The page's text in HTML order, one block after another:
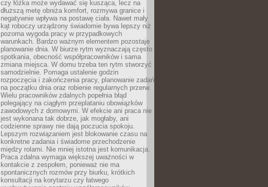
czy łóżka może wydawać się kusząca, lecz na
dłuższą metę obniża komfort, rozmywa granice i
negatywnie wpływa na postawę ciała. Nawet mały
kąt roboczy urządzony świadomie bywa lepszy niż
pozorna wygoda pracy w przypadkowych
warunkach. Bardzo ważnym elementem pozostaje
planowanie dnia. W biurze rytm wyznaczają często
spotkania, obecność współpracowników i sama
zmiana miejsca. W domu trzeba ten rytm stworzyć
samodzielnie. Pomaga ustalenie godzin
rozpoczęcia i zakończenia pracy, planowanie zadań
na początku dnia oraz robienie regularnych przerw.
Wielu pracowników zdalnych popełnia błąd
polegający na ciągłym przeplataniu obowiązków
zawodowych z domowymi. W efekcie ani praca nie
jest wykonana tak dobrze, jak mogłaby, ani
codzienne sprawy nie dają poczucia spokoju.
Lepszym rozwiązaniem jest blokowanie czasu na
konkretne zadania i świadome przechodzenie
między rolami. Nie mniej istotna jest komunikacja.
Praca zdalna wymaga większej uważności w
kontakcie z zespołem, ponieważ nie ma
spontanicznych rozmów przy biurku, krótkich
konsultacji na korytarzu czy łatwego